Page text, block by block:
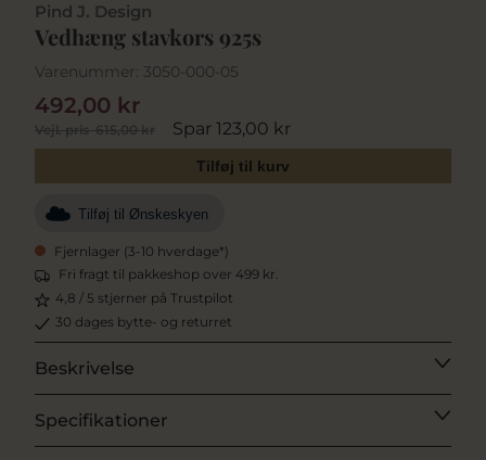
Pind J. Design
Vedhæng stavkors 925s
Varenummer: 3050-000-05
Vejl. pris615,00 kr Spar 123,00 kr
492,00 kr
Tilføj til kurv
Tilføj til Ønskeskyen
Fjernlager (3-10 hverdage*)
Fri fragt til pakkeshop over 499 kr.
4,8 / 5 stjerner på Trustpilot
30 dages bytte- og returret
Beskrivelse
Specifikationer